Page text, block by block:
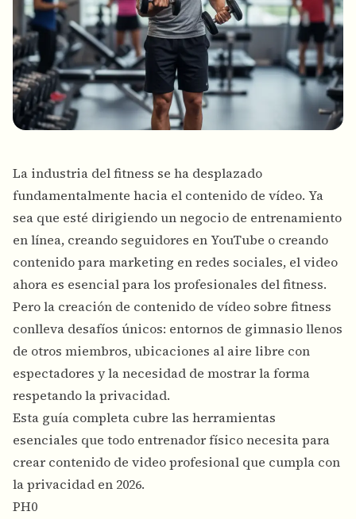
La industria del fitness se ha desplazado
fundamentalmente hacia el contenido de vídeo. Ya
sea que esté dirigiendo un negocio de entrenamiento
en línea, creando seguidores en YouTube o creando
contenido para marketing en redes sociales, el video
ahora es esencial para los profesionales del fitness.
Pero la creación de contenido de vídeo sobre fitness
conlleva desafíos únicos: entornos de gimnasio llenos
de otros miembros, ubicaciones al aire libre con
espectadores y la necesidad de mostrar la forma
respetando la privacidad.
Esta guía completa cubre las herramientas
esenciales que todo entrenador físico necesita para
crear contenido de video profesional que cumpla con
la privacidad en 2026.
PH0